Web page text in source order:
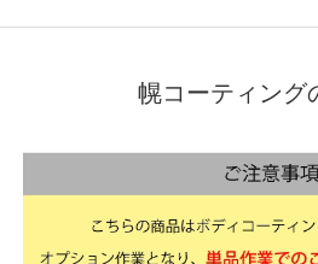
幌コーティング